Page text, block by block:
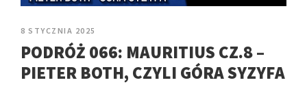
8 STYCZNIA 2025
PODRÓŻ 066: MAURITIUS CZ.8 –
PIETER BOTH, CZYLI GÓRA SYZYFA